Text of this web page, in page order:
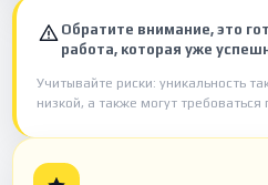
Обратите внимание, это
работа, которая уже
Учитывайте риски: уникальность
низкой, а также могут